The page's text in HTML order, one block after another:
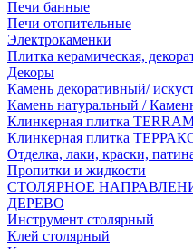
Печи банные
Печи отопительные
Электрокаменки
Плитка керамическая,
Декоры
Камень декоративный/
Камень натуральный /
Клинкерная плитка
Клинкерная плитка
Отделка, лаки, краски,
Пропитки и жидкости
СТОЛЯРНОЕ
ДЕРЕВО
Инструмент столярный
Клей столярный